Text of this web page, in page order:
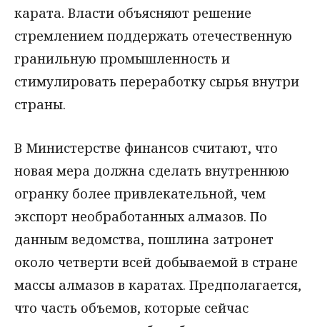
карата. Власти объясняют решение
стремлением поддержать отечественную
гранильную промышленность и
стимулировать переработку сырья внутри
страны.
В Министерстве финансов считают, что
новая мера должна сделать внутреннюю
огранку более привлекательной, чем
экспорт необработанных алмазов. По
данным ведомства, пошлина затронет
около четверти всей добываемой в стране
массы алмазов в каратах. Предполагается,
что часть объемов, которые сейчас